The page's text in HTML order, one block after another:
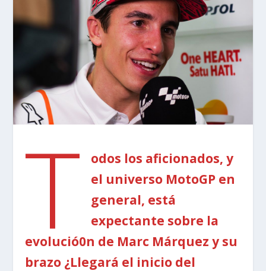
T
odos los aficionados, y
el universo MotoGP en
general, está
expectante sobre la
evolució0n de Marc Márquez y su
brazo ¿Llegará el inicio del